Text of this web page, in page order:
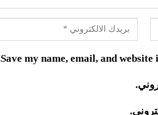
Save my name, email, and